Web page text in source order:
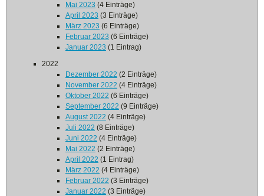
Mai 2023 (4 Einträge)
April 2023 (3 Einträge)
März 2023 (6 Einträge)
Februar 2023 (6 Einträge)
Januar 2023 (1 Eintrag)
2022
Dezember 2022 (2 Einträge)
November 2022 (4 Einträge)
Oktober 2022 (6 Einträge)
September 2022 (9 Einträge)
August 2022 (4 Einträge)
Juli 2022 (8 Einträge)
Juni 2022 (4 Einträge)
Mai 2022 (2 Einträge)
April 2022 (1 Eintrag)
März 2022 (4 Einträge)
Februar 2022 (3 Einträge)
Januar 2022 (3 Einträge)